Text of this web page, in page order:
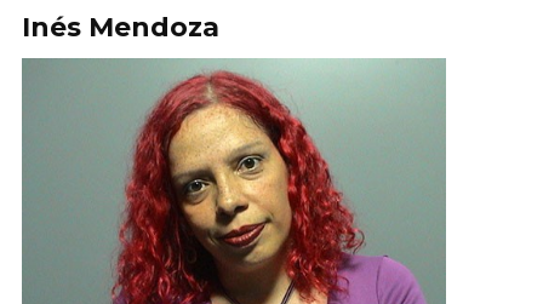
Inés Mendoza